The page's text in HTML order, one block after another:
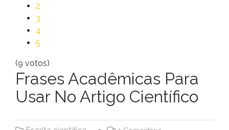
2
3
4
5
(9 votos)
Frases Acadêmicas Para
Usar No Artigo Científico